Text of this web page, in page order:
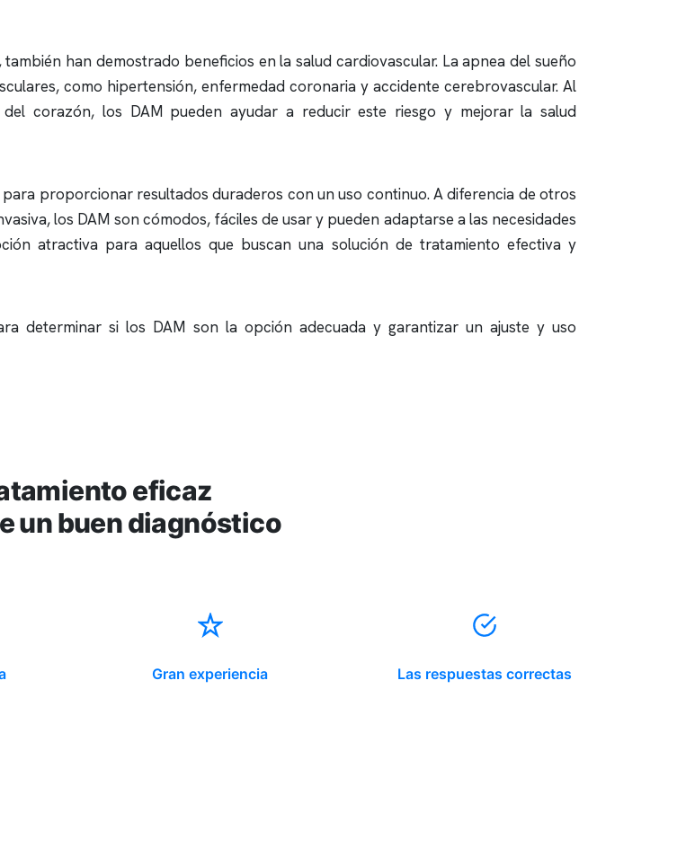
, también han demostrado beneficios en la salud cardiovascular. Laapnea del sueño
como hipertensión, enfermedad coronaria y accidente cerebrovascular. Al
corazón, los DAM pueden ayudar a reducir este riesgo y mejorar la salud
proporcionar resultados duraderos con un uso continuo. A diferencia de otros
los DAM son cómodos, fáciles de usar y pueden adaptarse a las necesidades
atractiva para aquellos que buscan una solución de tratamiento efectiva y
determinar si los DAM son la opción adecuada y garantizar un ajuste y uso
eficaz
un buen diagnóstico
Gran experiencia Las respuestas correctas